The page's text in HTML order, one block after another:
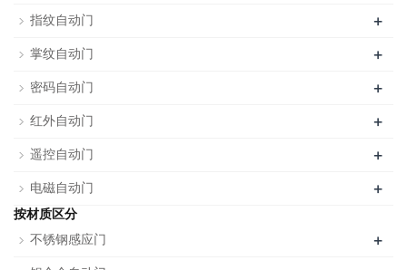
指纹自动门 +
掌纹自动门 +
密码自动门 +
红外自动门 +
遥控自动门 +
电磁自动门 +
按材质区分
不锈钢感应门
+